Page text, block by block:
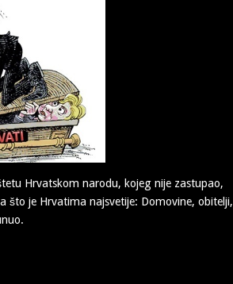
Hrvatskom narodu, kojeg nije zastupao,
što je Hrvatima najsvetije: Domovine, obitelji,